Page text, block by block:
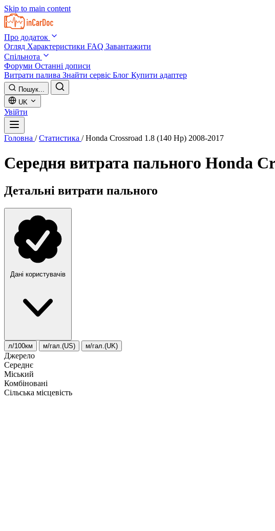
Skip to main content
Про додаток
Огляд Характеристики FAQ Завантажити
Спільнота
Форуми Останні дописи
Витрати палива Знайти сервіс Блог Купити адаптер
Пошук...
UK
Увійти
Головна / Статистика / Honda Crossroad 1.8 (140 Hp) 2008-2017
Середня витрата пального Honda
Детальні витрати пального
Дані користувачів
л/100км м/гал.(US) м/гал.(UK)
Джерело
Середнє
Міський
Комбіновані
Сільська місцевість